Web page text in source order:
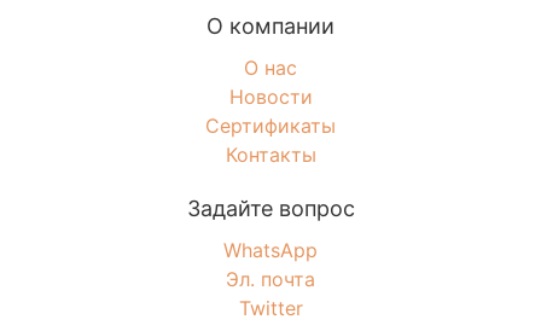
О компании
О нас
Новости
Сертификаты
Контакты
Задайте вопрос
WhatsApp
Эл. почта
Twitter